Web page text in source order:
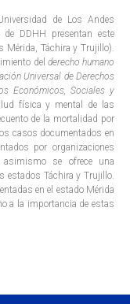
de Los Andes
de DDHH presentan este
Mérida, Táchira y Trujillo).
del derecho humano
Universal de Derechos
Económicos, Sociales y
física y mental de las
de la mortalidad por
casos documentados en
por organizaciones
se ofrece una
estados Táchira y Trujillo.
en el estado Mérida
a la importancia de estas